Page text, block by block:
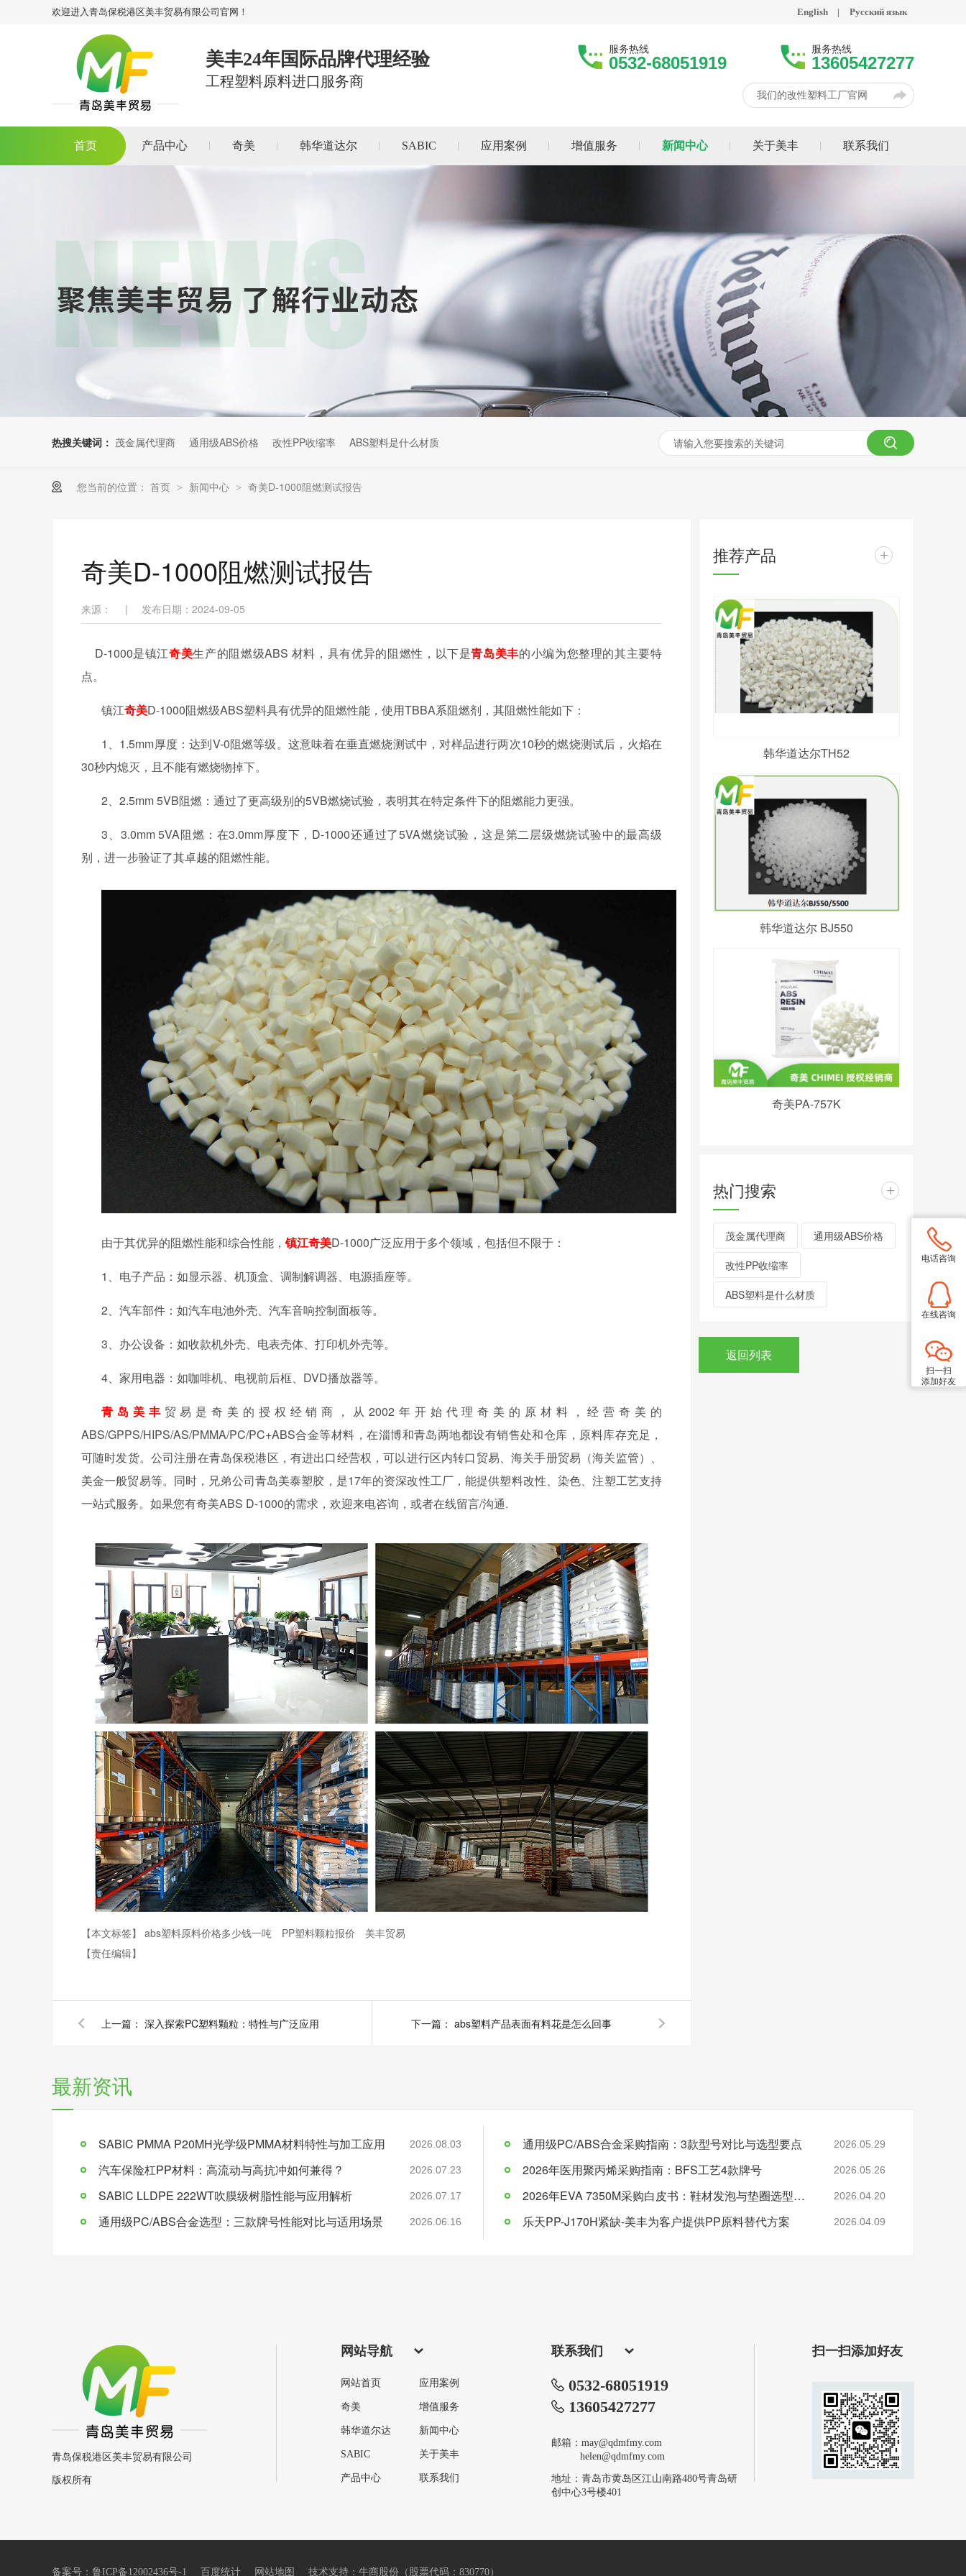
欢迎进入青岛保税港区美丰贸易有限公司官网！ English | Русский язык
美丰24年国际品牌代理经验
工程塑料原料进口服务商
服务热线
0532-68051919
服务热线
13605427277
我们的改性塑料工厂官网
首页 产品中心 奇美 韩华道达尔 SABIC 应用案例 增值服务 新闻中心 关于美丰 联系我们
热搜关键词： 茂金属代理商 通用级ABS价格 改性PP收缩率 ABS塑料是什么材质
您当前的位置： 首页 > 新闻中心 > 奇美D-1000阻燃测试报告
奇美D-1000阻燃测试报告
来源： | 发布日期：2024-09-05
D-1000是镇江奇美生产的阻燃级ABS 材料，具有优异的阻燃性，以下是青岛美丰的小编为您整理的其主要特
点。
镇江奇美D-1000阻燃级ABS塑料具有优异的阻燃性能，使用TBBA系阻燃剂，其阻燃性能如下：
1、1.5mm厚度：达到V-0阻燃等级。这意味着在垂直燃烧测试中，对样品进行两次10秒的燃烧测试后，火焰在
30秒内熄灭，且不能有燃烧物掉下。
2、2.5mm 5VB阻燃：通过了更高级别的5VB燃烧试验，表明其在特定条件下的阻燃能力更强。
3、3.0mm 5VA阻燃：在3.0mm厚度下，D-1000还通过了5VA燃烧试验，这是第二层级燃烧试验中的最高级
别，进一步验证了其卓越的阻燃性能。
由于其优异的阻燃性能和综合性能， 镇江奇美D-1000广泛应用于多个领域，包括但不限于：
1、电子产品：如显示器、机顶盒、调制解调器、电源插座等。
2、汽车部件：如汽车电池外壳、汽车音响控制面板等。
3、办公设备：如收款机外壳、电表壳体、打印机外壳等。
4、家用电器：如咖啡机、电视前后框、DVD播放器等。
青岛美丰 贸易是奇美的授权经销商，从2002年开始代理奇美的原材料，经营奇美的
ABS/GPPS/HIPS/AS/PMMA/PC/PC+ABS合金等材料，在淄博和青岛两地都设有销售处和仓库，原料库存充足，
可随时发货。公司注册在青岛保税港区，有进出口经营权，可以进行区内转口贸易、海关手册贸易（海关监管）、
美金一般贸易等。同时，兄弟公司青岛美泰塑胶，是17年的资深改性工厂，能提供塑料改性、染色、注塑工艺支持
一站式服务。如果您有奇美ABS D-1000的需求，欢迎来电咨询，或者在线留言/沟通.
【本文标签】 abs塑料原料价格多少钱一吨 PP塑料颗粒报价
美丰贸易
【责任编辑】
上一篇： 深入探索PC塑料颗粒：特性与广泛应用 下一篇： abs塑料产品表面有料花是怎么回事
推荐产品 +
韩华道达尔TH52
韩华道达尔 BJ550
奇美PA-757K
热门搜索 +
茂金属代理商 通用级ABS价格
改性PP收缩率
ABS塑料是什么材质
返回列表
最新资讯
SABIC PMMA P20MH光学级PMMA材料特性与加工应用 2026.08.03
汽车保险杠PP材料：高流动与高抗冲如何兼得？ 2026.07.23
SABIC LLDPE 222WT吹膜级树脂性能与应用解析 2026.07.17
通用级PC/ABS合金选型：三款牌号性能对比与适用场景 2026.06.16
通用级PC/ABS合金采购指南：3款型号对比与选型要点 2026.05.29
2026年医用聚丙烯采购指南：BFS工艺4款牌号 2026.05.26
2026年EVA 7350M采购白皮书：鞋材发泡与垫圈选型指南 2026.04.20
乐天PP-J170H紧缺-美丰为客户提供PP原料替代方案 2026.04.09
青岛保税港区美丰贸易有限公司
版权所有
网站导航
网站首页 应用案例
奇美 增值服务
韩华道尔达 新闻中心
SABIC 关于美丰
产品中心 联系我们
联系我们
0532-68051919
13605427277
邮箱：may@qdmfmy.com
helen@qdmfmy.com
地址：青岛市黄岛区江山南路480号青岛研
创中心3号楼401
扫一扫添加好友
备案号： 鲁ICP备12002436号-1 百度统计 网站地图 技术支持：牛商股份（股票代码：830770）
电话咨询
在线咨询
扫一扫
添加好友